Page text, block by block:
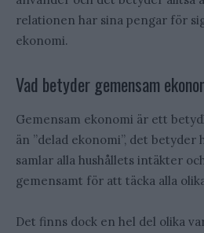
relationen har sina pengar för
ekonomi.
Vad betyder gemensam
Gemensam ekonomi är ett
än ”delad ekonomi”, det
samlar alla hushållets intäkter
gemensamt för att täcka alla
Det finns dock en hel del olika